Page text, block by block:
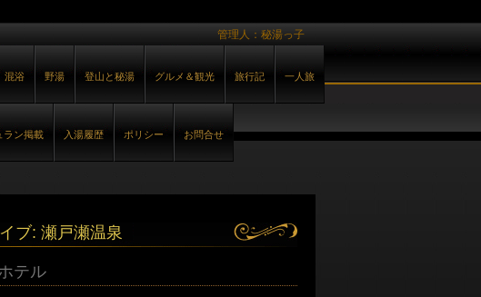
管理人：秘湯っ子
混浴 野湯 登山と秘湯 グルメ＆観光 旅行記 一人旅
ラン掲載 入湯履歴 ポリシー お問合せ
ブ: 瀬戸瀬温泉
テル